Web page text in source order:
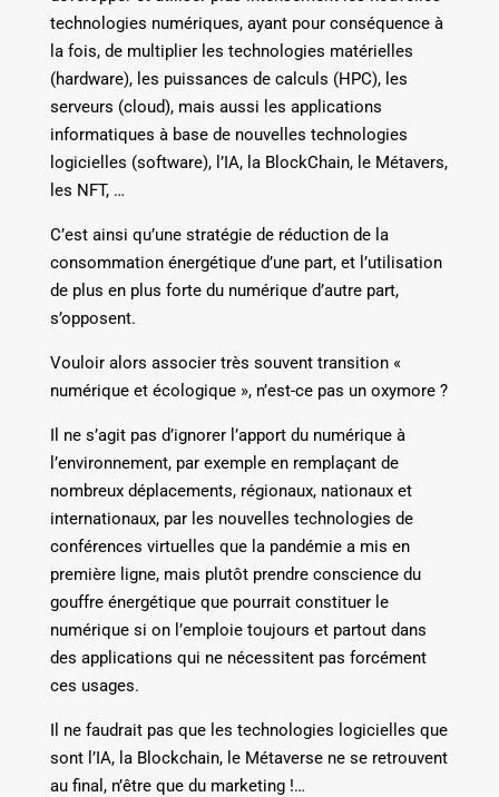
technologies numériques, ayant pour conséquence à
la fois, de multiplier les technologies matérielles
(hardware), les puissances de calculs (HPC), les
serveurs (cloud), mais aussi les applications
informatiques à base de nouvelles technologies
logicielles (software), l’IA, la BlockChain, le Métavers,
les NFT, …
C’est ainsi qu’une stratégie de réduction de la
consommation énergétique d’une part, et l’utilisation
de plus en plus forte du numérique d’autre part,
s’opposent.
Vouloir alors associer très souvent transition «
numérique et écologique », n’est-ce pas un oxymore ?
Il ne s’agit pas d’ignorer l’apport du numérique à
l’environnement, par exemple en remplaçant de
nombreux déplacements, régionaux, nationaux et
internationaux, par les nouvelles technologies de
conférences virtuelles que la pandémie a mis en
première ligne, mais plutôt prendre conscience du
gouffre énergétique que pourrait constituer le
numérique si on l’emploie toujours et partout dans
des applications qui ne nécessitent pas forcément
ces usages.
Il ne faudrait pas que les technologies logicielles que
sont l’IA, la Blockchain, le Métaverse ne se retrouvent
au final, n’être que du marketing !…